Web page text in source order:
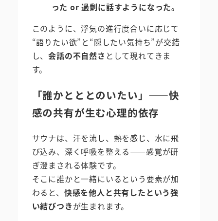
った or 過剰に話すようになった。
このように、浮気の進行度合いに応じて
“語りたい欲”と“隠したい気持ち”が交錯
し、会話の不自然さ として現れてきま
す。
「誰かとととのいたい」――快
感の共有が生む心理的依存
サウナは、汗を流し、熱を感じ、水に飛
び込み、深く呼吸を整える――感覚が研
ぎ澄まされる体験です。
そこに誰かと一緒にいるという要素が加
わると、 快感を他人と共有したという強
い結びつきが生まれます。